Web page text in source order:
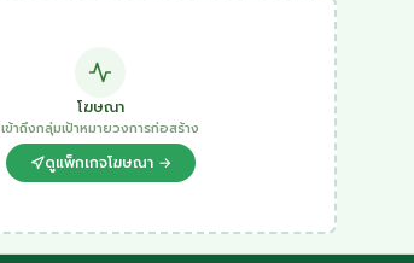
โฆษณา
เข้าถึงกลุ่มเป้าหมายวงการก่อสร้าง
ดูแพ็กเกจโฆษณา →